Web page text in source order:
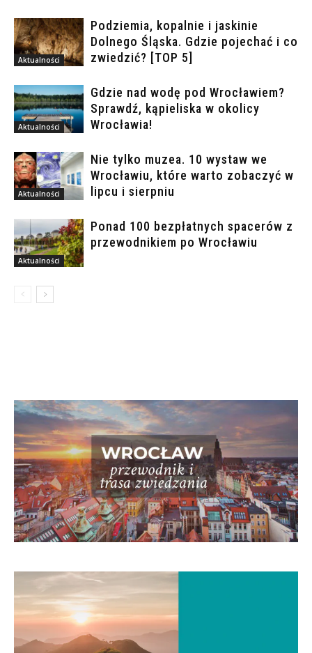
Aktualności
Podziemia, kopalnie i jaskinie
Dolnego Śląska. Gdzie pojechać i co
zwiedzić? [TOP 5]
Aktualności
Gdzie nad wodę pod Wrocławiem?
Sprawdź, kąpieliska w okolicy
Wrocławia!
Aktualności
Nie tylko muzea. 10 wystaw we
Wrocławiu, które warto zobaczyć w
lipcu i sierpniu
Aktualności
Ponad 100 bezpłatnych spacerów z
przewodnikiem po Wrocławiu